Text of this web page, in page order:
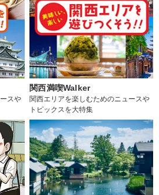
スや
関西満喫Walker
関西エリアを楽しむためのニュースや
トピックスを大特集